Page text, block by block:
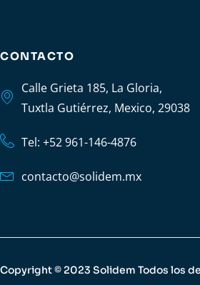
CONTACTO
Calle Grieta 185, La Gloria,
Tuxtla Gutiérrez, Mexico, 29038
Tel: +52 961-146-4876
contacto@solidem.mx
Copyright © 2023 Solidem Todos los